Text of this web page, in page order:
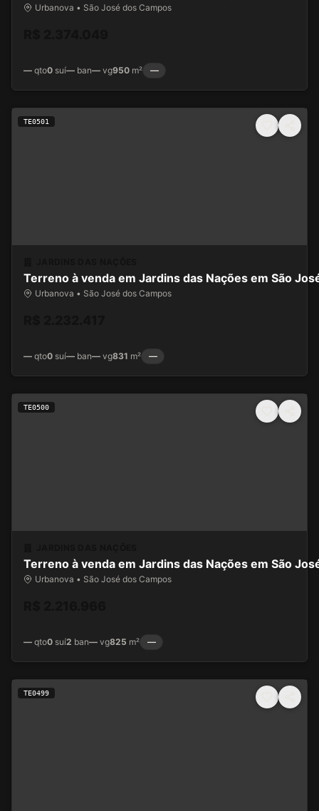
Urbanova • São José dos Campos
— qto0 suí— ban— vg950 m² —
TE0501
Terreno à venda em Jardins das Nações em São
Urbanova • São José dos Campos
— qto0 suí— ban— vg831 m² —
TE0500
Terreno à venda em Jardins das Nações em São
Urbanova • São José dos Campos
— qto0 suí2 ban— vg825 m² —
TE0499